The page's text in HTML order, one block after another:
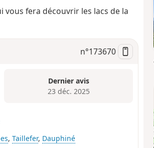
fera découvrir les lacs de la
n°173670
Dernier avis
23 déc. 2025
,Taillefer, Dauphiné